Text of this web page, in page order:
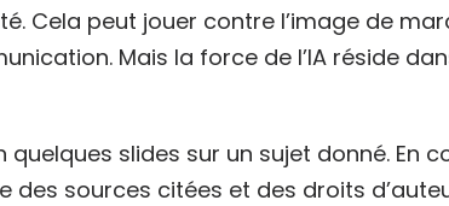
Cela peut jouer contre l’image de
Mais la force de l’IA réside
quelques slides sur un sujet donné. En
des sources citées et des droits